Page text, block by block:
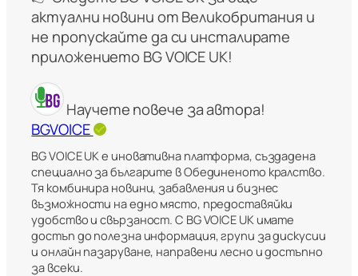
актуални новини от Великобритания и
не пропускайте да си инсталирате
приложението BG VOICE UK!
Научете повече за автора!
BGVOICE
BG VOICE UK е иновативна платформа, създадена
специално за българите в Обединеното кралство.
Тя комбинира новини, забавления и бизнес
възможности на едно място, предоставяйки
удобство и свързаност. С BG VOICE UK имате
достъп до полезна информация, групи за дискусии
и онлайн пазаруване, направени лесно и достъпно
за всеки.